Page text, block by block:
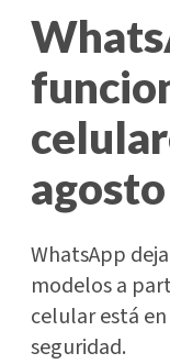
agosto
WhatsApp
modelos a
celular está
seguridad.